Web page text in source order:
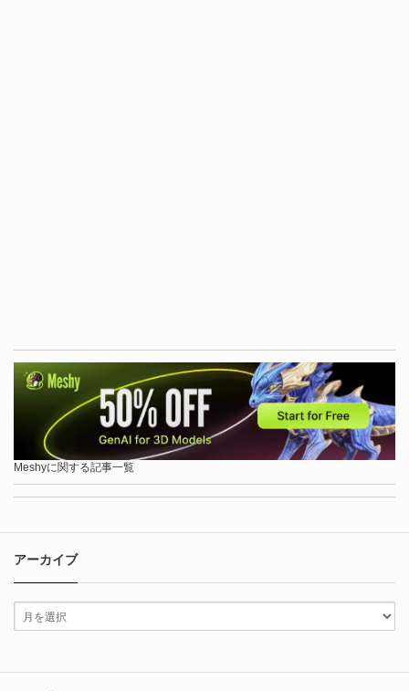
Meshyに関する記事一覧
アーカイブ